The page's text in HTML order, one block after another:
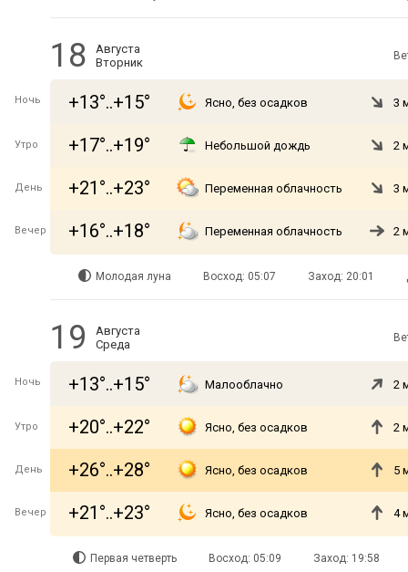
18
Августа
Вторник
Ночь +13°..+15° Ясно, без осадков 3
Утро +17°..+19° Небольшой дождь 2
День +21°..+23° Переменная облачность 3
Вечер +16°..+18° Переменная облачность 2
Молодая луна Восход: 05:07 Заход: 20:01
19
Августа
Среда
Ночь +13°..+15° Малооблачно 2
Утро +20°..+22° Ясно, без осадков 2
День +26°..+28° Ясно, без осадков 5
Вечер +21°..+23° Ясно, без осадков 4
Первая четверть Восход: 05:09 Заход: 19:58